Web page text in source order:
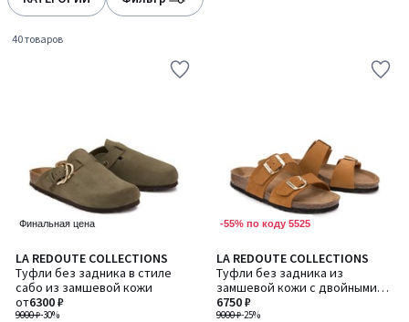
40 товаров
Финальная цена
LA REDOUTE COLLECTIONS
Туфли без задника в стиле
сабо из замшевой кожи
9000 ₽-30%
от6300 ₽
4,4
/ 5
Количество
цветов:
2
-55% по коду 5525
LA REDOUTE COLLECTIONS
Туфли без задника из
замшевой кожи с двойными
ремешками
9000 ₽-25%
6750 ₽
4,8
/ 5